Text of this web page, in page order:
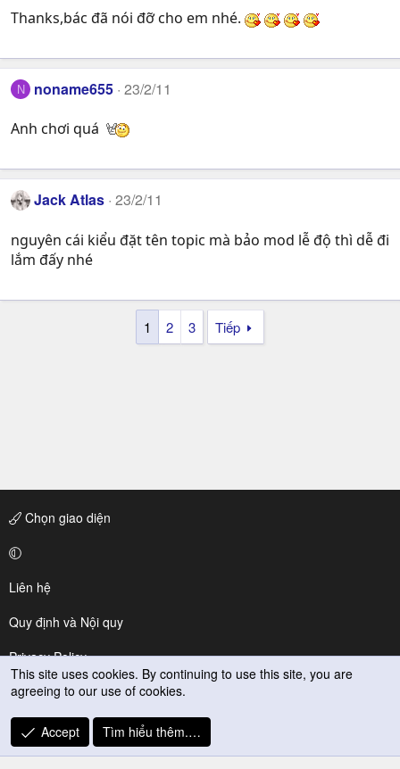
Thanks,bác đã nói đỡ cho em nhé.
N noname655 23/2/11
Anh chơi quá
Jack Atlas 23/2/11
nguyên cái kiểu đặt tên topic mà bảo mod lễ độ thì dễ đi
lắm đấy nhé
1 2 3 Tiếp
Chọn giao diện
Liên hệ
Quy định và Nội quy
Privacy Policy
Trợ giúp
R
S
This site uses cookies. By continuing to use this site, you are
agreeing to our use of cookies.
Accept Tìm hiểu thêm.…